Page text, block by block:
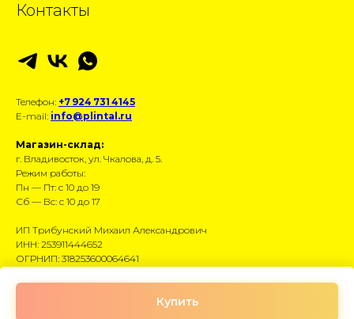
Купить
Контакты
Телефон: +7 924 731 4145
E-mail: info@plintal.ru
Магазин-склад:
г. Владивосток, ул. Чкалова, д. 5.
Режим работы:
Пн — Пт: с 10 до 19
Сб — Вс: с 10 до 17
ИП Трибунский Михаил Александрович
ИНН: 253911444652
ОГРНИП: 318253600064641
Размещённые данные носят информационный
характер и не являются публичной офертой.